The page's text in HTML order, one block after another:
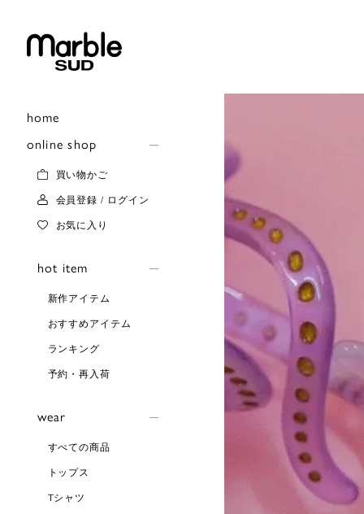
home
online shop
買い物かご
会員登録 / ログイン
お気に入り
hot item
新作アイテム
おすすめアイテム
ランキング
予約・再入荷
wear
すべての商品
トップス
Tシャツ